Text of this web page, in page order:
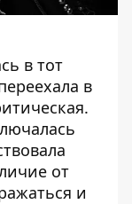
в тот
в
от
и